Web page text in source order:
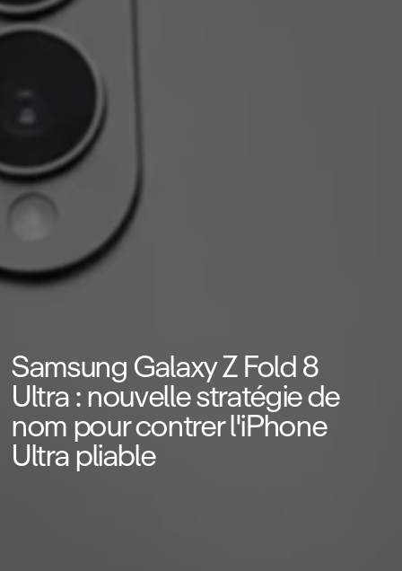
Samsung Galaxy Z Fold 8
Ultra : nouvelle stratégie de
nom pour contrer l'iPhone
Ultra pliable